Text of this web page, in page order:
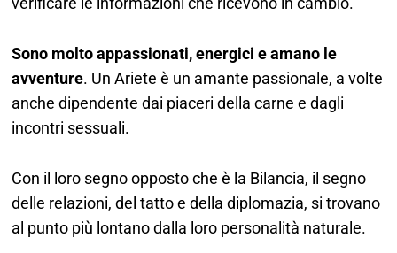
Sono molto appassionati, energici e amano le
avventure. Un Ariete è un amante passionale, a volte
anche dipendente dai piaceri della carne e dagli
incontri sessuali.
Con il loro segno opposto che è la Bilancia, il segno
delle relazioni, del tatto e della diplomazia, si trovano
al punto più lontano dalla loro personalità naturale.